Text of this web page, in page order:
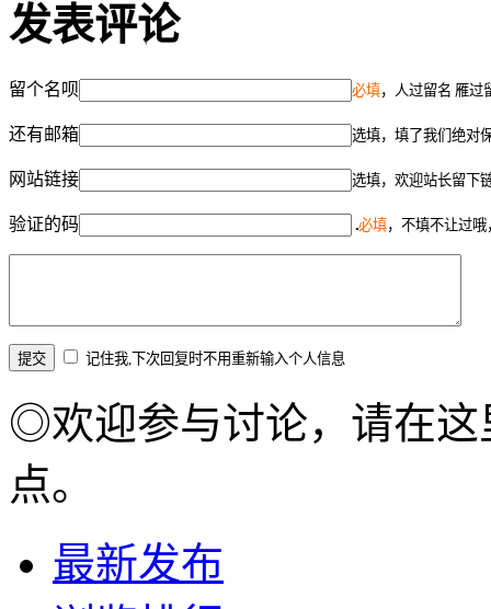
发表评论
留个名呗 必填，人过留名 雁过
还有邮箱 选填，填了我们绝对
网站链接 选填，欢迎站长留下
验证的码 必填，不填不让过
记住我,下次回复时不用重新输入个人信息
◎欢迎参与讨论，请在这
点。
最新发布